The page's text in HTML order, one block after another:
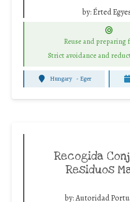
by:Érted
Reuse and preparing
Strict avoidance and
Hungary - Eger
Recogida
Residuos
by:Autoridad